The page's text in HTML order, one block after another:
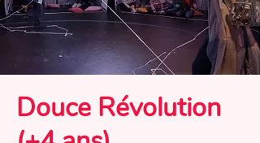
Douce Révolution